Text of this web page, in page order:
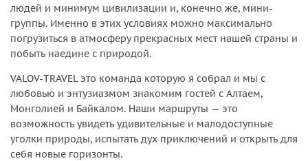
людей и минимум цивилизации и, конечно же, мини-
группы. Именно в этих условиях можно максимально
погрузиться в атмосферу прекрасных мест нашей страны и
побыть наедине с природой.
VALOV-TRAVEL это команда которую я собрал и мы с
любовью и энтузиазмом знакомим гостей с Алтаем,
Монголией и Байкалом. Наши маршруты — это
возможность увидеть удивительные и малодоступные
уголки природы, испытать дух приключений и открыть для
себя новые горизонты.